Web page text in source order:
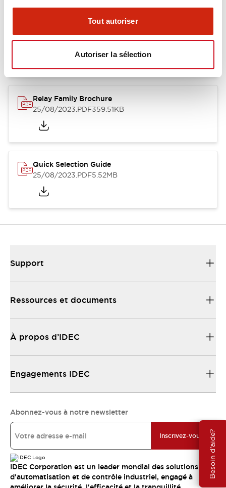
Tout autoriser
Autoriser la sélection
Besoin d'aide?
RH Series Power Relays
12/05/2026.PDF450.14KB
Relay Family Brochure
25/08/2023.PDF359.51KB
Quick Selection Guide
25/08/2023.PDF5.52MB
Support
Ressources et documents
À propos d’IDEC
Engagements IDEC
Abonnez-vous à notre newsletter
Inscrivez-vous
IDEC Corporation est un leader mondial des solutions
d'automatisation et de contrôle industriel, engagé à